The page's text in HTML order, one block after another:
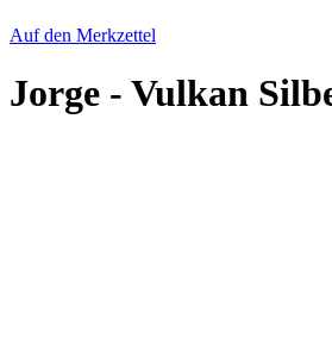
Auf den Merkzettel
Jorge - Vulkan